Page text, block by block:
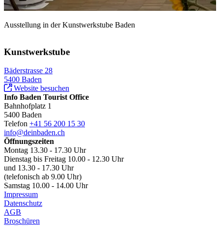
Ausstellung in der Kunstwerkstube Baden
Kunstwerkstube
Bäderstrasse 28
5400 Baden
Website besuchen
Info Baden Tourist Office
Bahnhofplatz 1
5400 Baden
Telefon +41 56 200 15 30
info@deinbaden.ch
Öffnungszeiten
Montag 13.30 - 17.30 Uhr
Dienstag bis Freitag 10.00 - 12.30 Uhr
und 13.30 - 17.30 Uhr
(telefonisch ab 9.00 Uhr)
Samstag 10.00 - 14.00 Uhr
Impressum
Datenschutz
AGB
Broschüren